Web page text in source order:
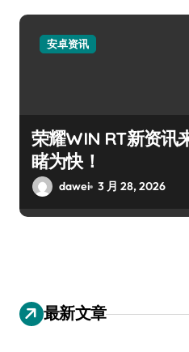
安卓资讯
荣耀WIN RT新资讯
睹为快！
dawei 3 月 28, 2026
最新文章